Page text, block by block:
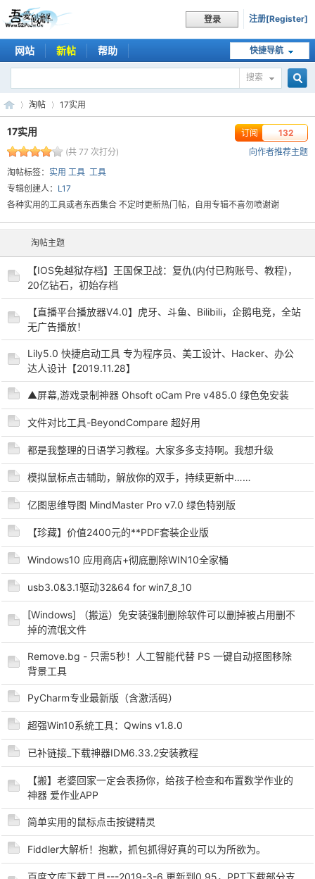
登录 注册[Register]
快捷导航
网站 新帖 帮助
搜索
索
破
淘帖 17实用
17实用 132
订阅
向作者推荐主题
(共 77 次打分)
淘帖标签： 实用 工具 工具
专辑创建人： L17
各种实用的工具或者东西集合 不定时更新热门帖，自用专辑不喜勿喷谢谢
淘帖主题
【IOS免越狱存档】王国保卫战：复仇(内付已购账号、教程)，
20亿钻石，初始存档
【直播平台播放器V4.0】虎牙、斗鱼、Bilibili，企鹅电竞，全站
无广告播放！
Lily5.0 快捷启动工具 专为程序员、美工设计、Hacker、办公
达人设计【2019.11.28】
▲屏幕,游戏录制神器 Ohsoft oCam Pre v485.0 绿色免安装
文件对比工具-BeyondCompare 超好用
都是我整理的日语学习教程。大家多多支持啊。我想升级
模拟鼠标点击辅助，解放你的双手，持续更新中……
亿图思维导图 MindMaster Pro v7.0 绿色特别版
【珍藏】价值2400元的**PDF套装企业版
Windows10 应用商店+彻底删除WIN10全家桶
usb3.0&3.1驱动32&64 for win7_8_10
[Windows] （搬运）免安装强制删除软件可以删掉被占用删不
掉的流氓文件
Remove.bg - 只需5秒！人工智能代替 PS 一键自动抠图移除
背景工具
PyCharm专业最新版（含激活码）
超强Win10系统工具：Qwins v1.8.0
已补链接_下载神器IDM6.33.2安装教程
【搬】老婆回家一定会表扬你，给孩子检查和布置数学作业的
神器 爱作业APP
简单实用的鼠标点击按键精灵
Fiddler大解析！抱歉，抓包抓得好真的可以为所欲为。
百度文库下载工具---2019-3-6 更新到0.95，PPT下载部分支